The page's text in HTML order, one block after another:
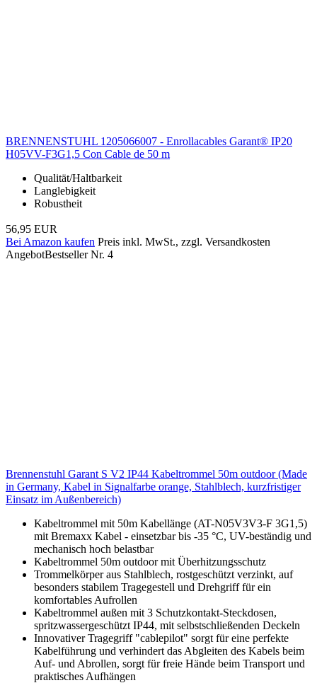
BRENNENSTUHL 1205066007 - Enrollacables Garant® IP20
H05VV-F3G1,5 Con Cable de 50 m
Qualität/Haltbarkeit
Langlebigkeit
Robustheit
56,95 EUR
Bei Amazon kaufen Preis inkl. MwSt., zzgl. Versandkosten
AngebotBestseller Nr. 4
Brennenstuhl Garant S V2 IP44 Kabeltrommel 50m outdoor (Made
in Germany, Kabel in Signalfarbe orange, Stahlblech, kurzfristiger
Einsatz im Außenbereich)
Kabeltrommel mit 50m Kabellänge (AT-N05V3V3-F 3G1,5)
mit Bremaxx Kabel - einsetzbar bis -35 °C, UV-beständig und
mechanisch hoch belastbar
Kabeltrommel 50m outdoor mit Überhitzungsschutz
Trommelkörper aus Stahlblech, rostgeschützt verzinkt, auf
besonders stabilem Tragegestell und Drehgriff für ein
komfortables Aufrollen
Kabeltrommel außen mit 3 Schutzkontakt-Steckdosen,
spritzwassergeschützt IP44, mit selbstschließenden Deckeln
Innovativer Tragegriff "cablepilot" sorgt für eine perfekte
Kabelführung und verhindert das Abgleiten des Kabels beim
Auf- und Abrollen, sorgt für freie Hände beim Transport und
praktisches Aufhängen